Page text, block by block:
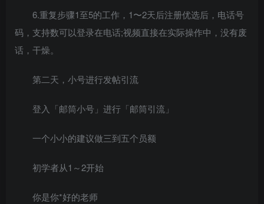
6.重复步骤1至5的工作，1〜2天后注册优选后，电话号
码，支持数可以登录在电话;视频直接在实际操作中，没有废
话，干燥。
第二天，小号进行发帖引流
登入「邮筒小号」进行「邮筒引流」
一个小小的建议做三到五个员额
初学者从1～2开始
你是你*好的老师